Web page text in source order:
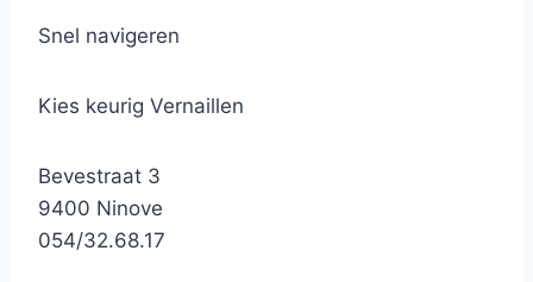
Snel navigeren
Kies keurig Vernaillen
Bevestraat 3
9400 Ninove
054/32.68.17